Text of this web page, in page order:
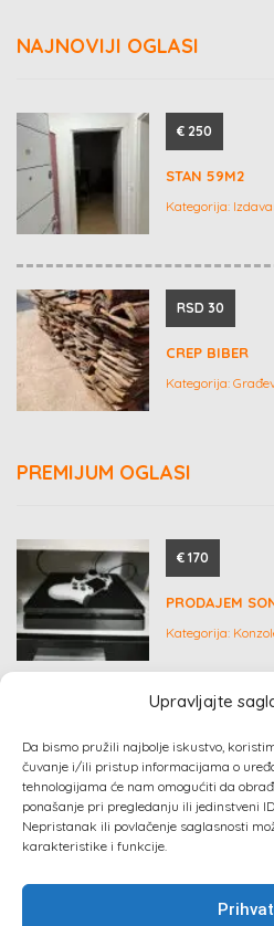
Upravljajte
Da bismo pružili najbolje iskustvo,
čuvanje i/ili pristup informacijama o
tehnologijama će nam omogućiti da
ponašanje pri pregledanju ili jedinstveni
Nepristanak ili povlačenje saglasnosti
karakteristike i funkcije.
NAJNOVIJI OGLASI
€ 250
STAN 59M2
Kategorija:
RSD 30
CREP BIBER
Kategorija:
PREMIJUM OGLASI
€ 170
PRODAJEM
Kategorija:
NAMESTAJ
Kategorija: